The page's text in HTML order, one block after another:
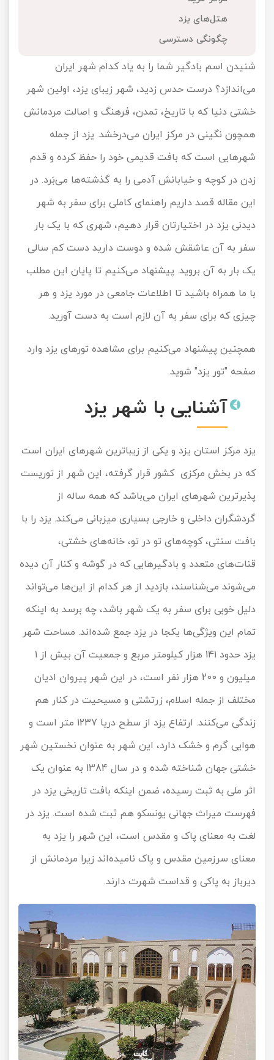
هتل‌های یزد
چگونگی دسترسی
شنیدن اسم بادگیر شما را به یاد کدام شهر ایران
می‌اندازد؟ درست حدس زدید، شهر زیبای یزد، اولین شهر
خشتی دنیا که با تاریخ، تمدن، فرهنگ و اصالت مردمانش
همچون نگینی در مرکز ایران می‌درخشد. یزد از جمله
شهرهایی است که بافت قدیمی خود را حفظ کرده و قدم
زدن در کوچه و خیابانش آدمی را به گذشته‌ها می‌بَرد. در
این مقاله قصد داریم راهنمای کاملی برای سفر به شهر
دیدنی یزد در اختیارتان قرار دهیم، شهری که با یک بار
سفر به آن عاشقش شده و دوست دارید دست کم سالی
یک بار به آن بروید. پیشنهاد می‌کنیم تا پایان این مطلب
با ما همراه باشید تا اطلاعات جامعی در مورد یزد و هر
چیزی که برای سفر به آن لازم است به دست آورید.
همچنین پیشنهاد می‌کنیم برای مشاهده تورهای یزد وارد
صفحه "تور یزد" شوید.
آشنایی با شهر یزد
یزد مرکز استان یزد و یکی از زیباترین شهرهای ایران است
که در بخش مرکزی کشور قرار گرفته، این شهر از توریست
پذیرترین شهرهای ایران می‌باشد که همه ساله از
گردشگران داخلی و خارجی بسیاری میزبانی می‌کند. یزد را با
بافت سنتی، کوچه‌های تو در تو، خانه‌های خشتی،
قنات‌های متعدد و بادگیرهایی که در گوشه و کنار آن دیده
می‌شوند می‌شناسند، بازدید از هر کدام از این‌ها می‌تواند
دلیل خوبی برای سفر به یک شهر باشد، چه برسد به اینکه
تمام این ویژگی‌ها یکجا در یزد جمع شده‌اند. مساحت شهر
یزد حدود 141 هزار کیلومتر مربع و جمعیت آن بیش از 1
میلیون و 200 هزار نفر است، در این شهر پیروان ادیان
مختلف از جمله اسلام، زرتشتی و مسیحیت در کنار هم
زندگی می‌کنند. ارتفاع یزد از سطح دریا 1237 متر است و
هوایی گرم و خشک دارد، این شهر به عنوان نخستین شهر
خشتی جهان شناخته شده و در سال 1384 به عنوان یک
اثر ملی به ثبت رسیده، ضمن اینکه بافت تاریخی یزد در
فهرست میراث جهانی یونسکو هم ثبت شده است. یزد در
لغت به معنای پاک و مقدس است، این شهر را یزد به
معنای سرزمین مقدس و پاک نامیده‌اند زیرا مردمانش از
دیرباز به پاکی و قداست شهرت دارند.
تور کویر مرنجاب
تور کویر کاراکال
تور کویر مصر
تور کویر ابوزیدآباد
تور هرمز
تور ماسوله
تور گلستان
تور سوباتان
تور مرداب هسل
تور ترکمن صحرا
تور آفرود
تور کیش از ساری
تور کیش از بندرعباس
اقساطی
تور سنگاپور اقساطی
تور قزاقستان اقساطی
تور زیارتی اقساطی